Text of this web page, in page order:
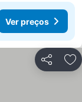
Ver preços
Partilhar